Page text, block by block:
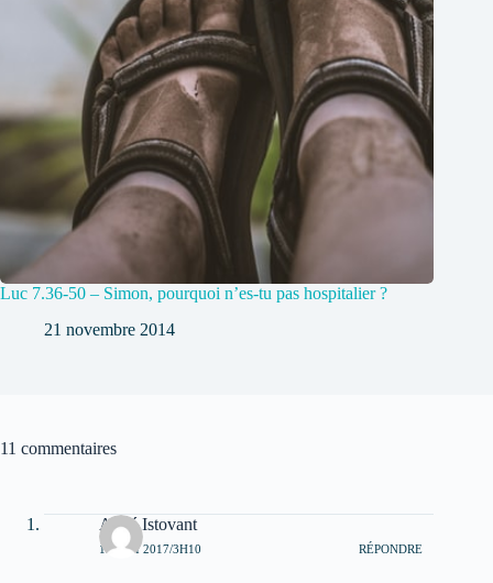
Luc 7.36-50 – Simon, pourquoi n’es-tu pas hospitalier ?
21 novembre 2014
11 commentaires
Aimé Istovant
19 MAI 2017/3H10 RÉPONDRE